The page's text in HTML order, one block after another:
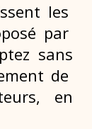
les
par
sans
de
en